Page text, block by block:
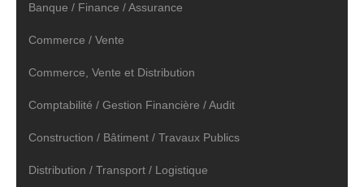
Banque / Finance / Assurance
Commerce / Vente
Commerce, Vente et Distribution
Comptabilité / Gestion Financière / Audit
Construction / Bâtiment / Travaux Publics
Distribution / Transport / Logistique